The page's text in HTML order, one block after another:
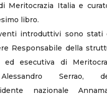
Meritocrazia Italia e
libro.
introduttivi sono stati
Responsabile della
ed esecutiva di
Serrao,
nazionale